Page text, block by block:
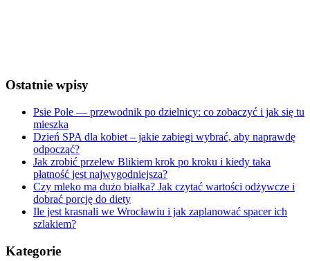
Ostatnie wpisy
Psie Pole — przewodnik po dzielnicy: co zobaczyć i jak się tu
mieszka
Dzień SPA dla kobiet – jakie zabiegi wybrać, aby naprawdę
odpocząć?
Jak zrobić przelew Blikiem krok po kroku i kiedy taka
płatność jest najwygodniejsza?
Czy mleko ma dużo białka? Jak czytać wartości odżywcze i
dobrać porcję do diety
Ile jest krasnali we Wrocławiu i jak zaplanować spacer ich
szlakiem?
Kategorie